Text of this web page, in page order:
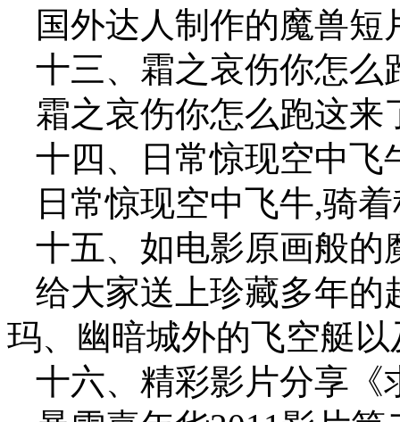
国外达人制作的魔兽短
十三、霜之哀伤你怎么
霜之哀伤你怎么跑这来
十四、日常惊现空中飞
日常惊现空中飞牛,骑
十五、如电影原画般的
给大家送上珍藏多年的
玛、幽暗城外的飞空艇
十六、精彩影片分享《